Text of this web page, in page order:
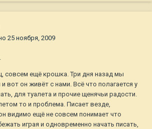
25 ноября, 2009
совсем ещё крошка. Три дня назад мы
вот он живёт с нами. Всё что полагается у
для туалета и прочие щенячьи радости.
то и проблема. Писает везде,
видимо ещё не совсем понимает что
играя и одновременно начать писать,